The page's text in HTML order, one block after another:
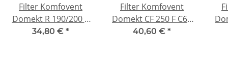
Filter Komfovent
Domekt R 190/200 V
C4 - M5
34,80 € *
Filter Komfovent
Domekt CF 250 F C6 -
M5
40,60 € *